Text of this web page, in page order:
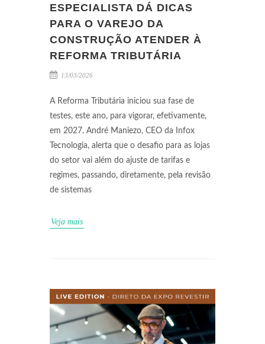
ESPECIALISTA DÁ DICAS
PARA O VAREJO DA
CONSTRUÇÃO ATENDER À
REFORMA TRIBUTÁRIA
13/03/2026
A Reforma Tributária iniciou sua fase de
testes, este ano, para vigorar, efetivamente,
em 2027. André Maniezo, CEO da Infox
Tecnologia, alerta que o desafio para as lojas
do setor vai além do ajuste de tarifas e
regimes, passando, diretamente, pela revisão
de sistemas
Veja mais